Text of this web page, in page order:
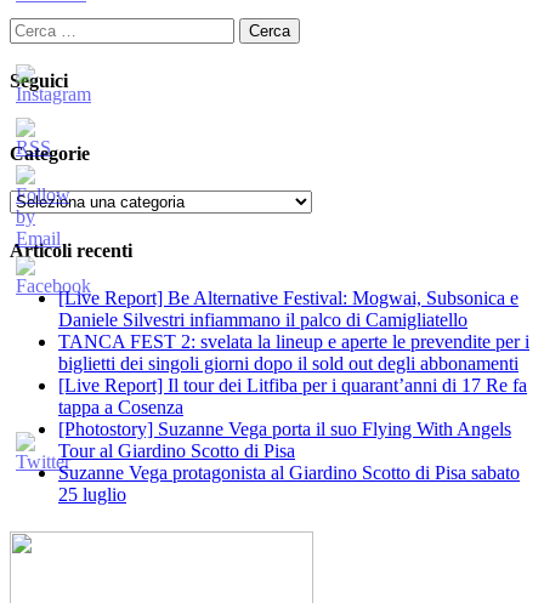
Ricerca
per:
Seguici
Categorie
Categorie
Articoli recenti
[Live Report] Be Alternative Festival: Mogwai, Subsonica e
Daniele Silvestri infiammano il palco di Camigliatello
TANCA FEST 2: svelata la lineup e aperte le prevendite per i
biglietti dei singoli giorni dopo il sold out degli abbonamenti
[Live Report] Il tour dei Litfiba per i quarant’anni di 17 Re fa
tappa a Cosenza
[Photostory] Suzanne Vega porta il suo Flying With Angels
Tour al Giardino Scotto di Pisa
Suzanne Vega protagonista al Giardino Scotto di Pisa sabato
25 luglio